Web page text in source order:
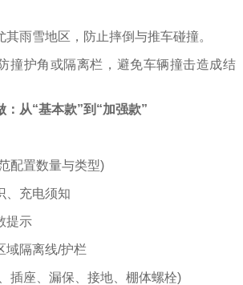
雨雪地区，防止摔倒与推车碰撞。
撞护角或隔离栏，避免车辆撞击造成结
：从“基本款”到“加强款”
配置数量与类型)
、充电须知
提示
域隔离线/护栏
插座、漏保、接地、棚体螺栓)